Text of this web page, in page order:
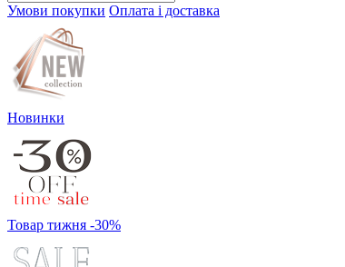
Умови покупки Оплата і доставка
Новинки
Товар тижня -30%